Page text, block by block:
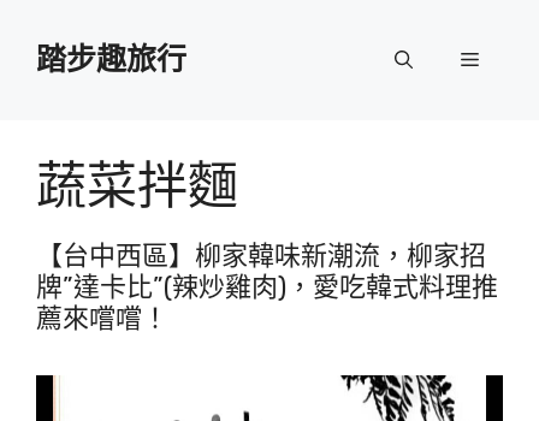
踏步趣旅行 選
蔬菜拌麵
【台中西區】柳家韓味新潮流，柳家招
牌”達卡比”(辣炒雞肉)，愛吃韓式料理推
薦來嚐嚐！